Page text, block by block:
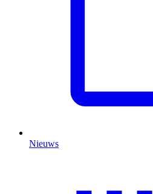
Nieuws